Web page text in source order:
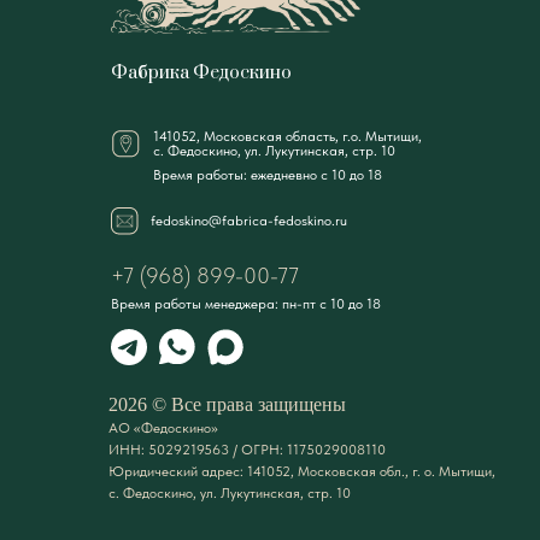
141052, Московская область, г.о. Мытищи,
с. Федоскино, ул. Лукутинская, стр. 10
Фабрика Федоскино
+7 (968) 899-00-77
АО «Федоскино»
ИНН: 5029219563 / ОГРН: 1175029008110
Юридический адрес: 141052, Московская обл., г. о. Мытищи,
с. Федоскино, ул. Лукутинская, стр. 10
2026 © Все права защищены
Время работы: ежедневно с 10 до 18
Время работы менеджера: пн-пт с 10 до 18
fedoskino@fabrica-fedoskino.ru